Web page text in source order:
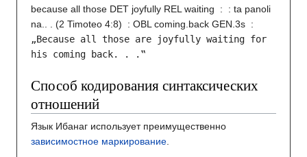
because all those DET joyfully REL waiting :
: ta panoli
na.. . (2 Timoteo 4:8)
: OBL coming.back GEN.3s :
„Because all those are joyfully waiting for
his coming back. . .‟
Способ кодирования синтаксических
отношений
Язык Ибанаг использует преимущественно
зависимостное маркирование